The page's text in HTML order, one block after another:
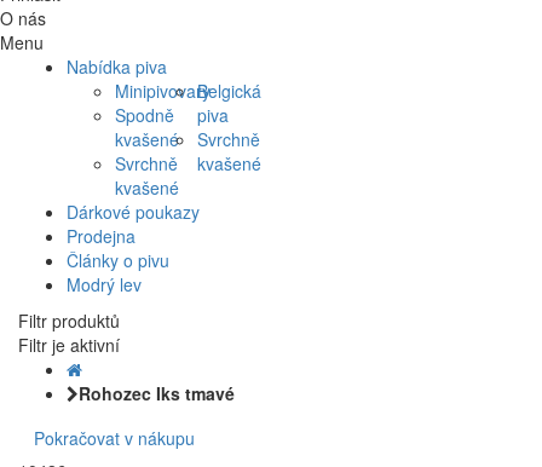
O nás
Menu
Nabídka piva
Minipivovary
Spodně
kvašené
Svrchně
kvašené
Belgická
piva
Svrchně
kvašené
Dárkové poukazy
Prodejna
Články o pivu
Modrý lev
Filtr produktů
Filtr je aktivní
Rohozec Iks tmavé
Pokračovat v nákupu